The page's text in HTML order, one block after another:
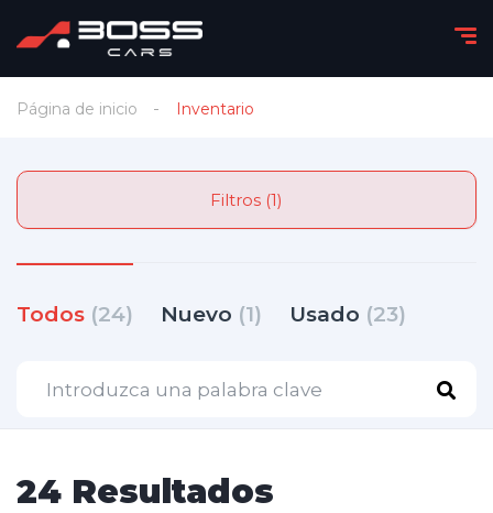
Página de inicio Inventario
Filtros (1)
Todos (24) Nuevo (1) Usado (23)
24 Resultados